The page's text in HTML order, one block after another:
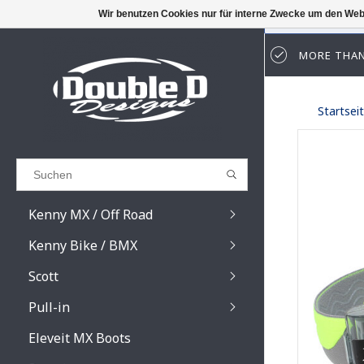
Results found (0)
ZURÜCK
Kenny MX / Off Road
Kenny Bike / BMX
Scott
Prospect / Fury
Prospect / Fury
Primal / Split /
Pull-in
Eleveit MX Boots
MORE
Wir benutzen Cookies nur für interne Zwecke um den